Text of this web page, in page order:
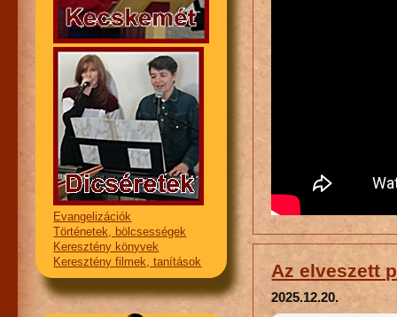
Evangelizációk
Történetek, bölcsességek
Keresztény könyvek
Keresztény filmek, tanítások
Az elveszett
2025.12.20.